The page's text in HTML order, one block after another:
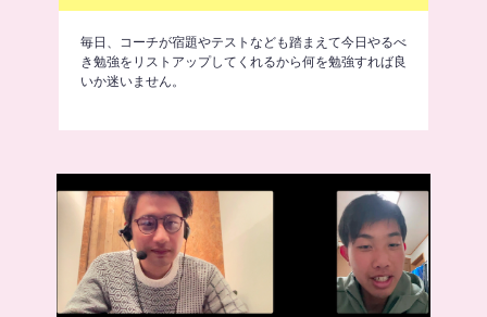
毎日、コーチが宿題やテストなども踏まえて今日やるべ
き勉強をリストアップしてくれるから何を勉強すれば良
いか迷いません。